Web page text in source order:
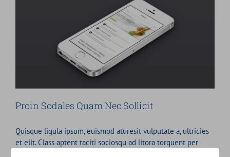
Proin Sodales Quam Nec Sollicit
Quisque ligula ipsum, euismod aturesit vulputate a, ultricies
et elit. Class aptent taciti sociosqu ad litora torquent per